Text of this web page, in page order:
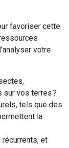
favoriser cette
votre
sur vos terres ?
tels que des
la
et